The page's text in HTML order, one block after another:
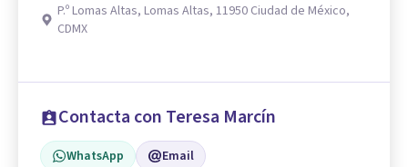
P.º Lomas Altas, Lomas Altas, 11950 Ciudad de México,
CDMX
Contacta con Teresa Marcín
WhatsApp Email